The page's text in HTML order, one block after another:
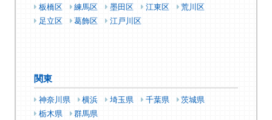
板橋区
練馬区 墨田区 江東区
荒川区
足立区
葛飾区 江戸川区
関東
神奈川県 横浜 埼玉県 千葉県
茨城県
栃木県
群馬県